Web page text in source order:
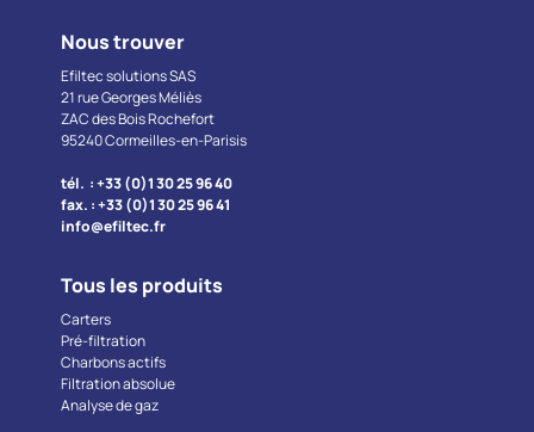
Nous trouver
Efiltec solutions SAS
21 rue Georges Méliès
ZAC des Bois Rochefort
95240 Cormeilles-en-Parisis
tél. : +33 (0)1 30 25 96 40
fax. : +33 (0)1 30 25 96 41
info@efiltec.fr
Tous les produits
Carters
Pré-filtration
Charbons actifs
Filtration absolue
Analyse de gaz